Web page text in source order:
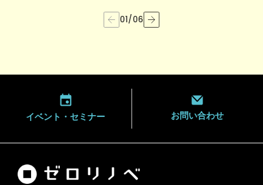
01/06
イベント・ セミナー お問い合わせ